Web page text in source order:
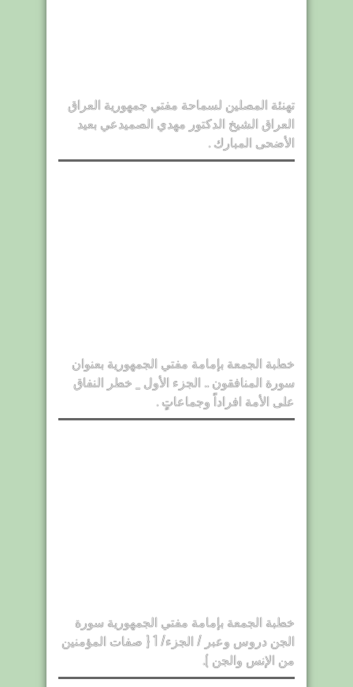
تهنئة المصلين لسماحة مفتي جمهورية العراق
العراق الشيخ الدكتور مهدي الصميدعي بعيد
الأضحى المبارك .
خطبة الجمعة بإمامة مفتي الجمهورية بعنوان
سورة المنافقون .. الجزء الأول _ خطر النفاق
على الأمة افراداً وجماعاتٍ .
خطبة الجمعة بإمامة مفتي الجمهورية سورة
الجن دروس وعبر / الجزء/ 1 { صفات المؤمنين
من الإنس والجن ).